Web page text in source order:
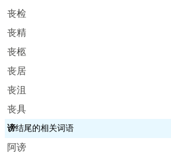
丧检
丧精
丧柩
丧居
丧沮
丧具
谤结尾的相关词语
阿谤